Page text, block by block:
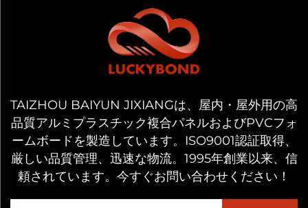
TAIZHOU BAIYUN JIXIANGは、屋内・屋外用の高
品質アルミプラスチック複合パネルおよびPVCフォ
ームボードを製造しています。ISO9001認証取得、
厳しい品質管理、迅速な物流。1995年創業以来、信
頼されています。今すぐお問い合わせください！